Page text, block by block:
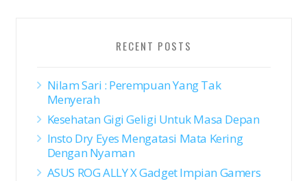
RECENT POSTS
Nilam Sari : Perempuan Yang Tak
Menyerah
Kesehatan Gigi Geligi Untuk Masa Depan
Insto Dry Eyes Mengatasi Mata Kering
Dengan Nyaman
ASUS ROG ALLY X Gadget Impian Gamers